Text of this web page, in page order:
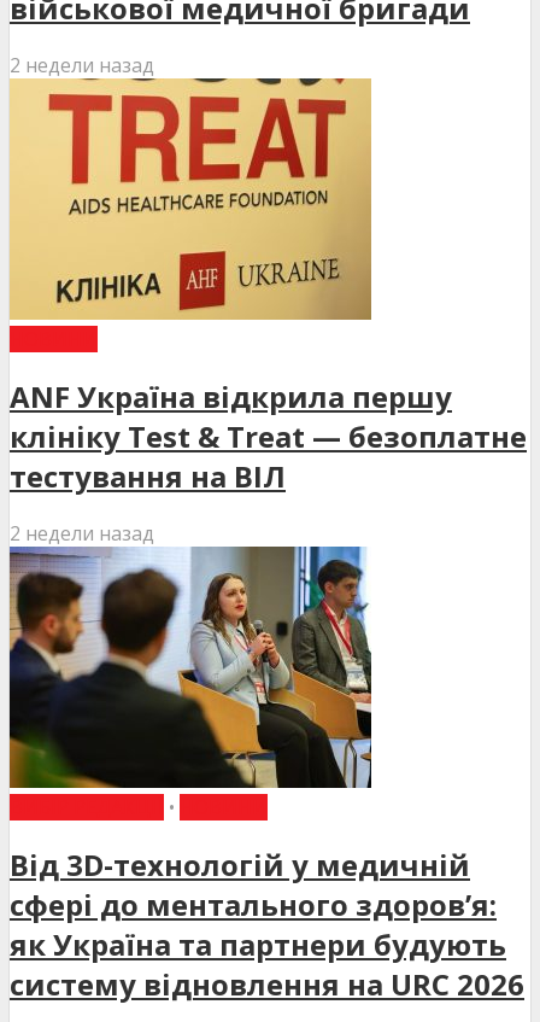
2 недели назад
ANF Україна відкрила першу
клініку Test & Treat — безоплатне
тестування на ВІЛ
2 недели назад
•
Від 3D-технологій у медичній
сфері до ментального здоров’я:
як Україна та партнери будують
систему відновлення на URC 2026